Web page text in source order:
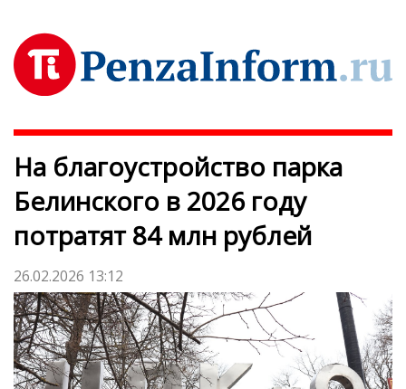
На благоустройство парка
Белинского в 2026 году
потратят 84 млн рублей
26.02.2026 13:12